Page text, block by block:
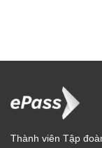
Thành viên Tập